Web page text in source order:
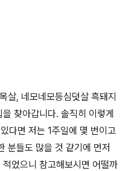
살, 네모네모등심덧살 흑돼지
찾아갑니다. 솔직히 이렇게
다면 저는 1주일에 몇 번이고
분들도 많을 것 같기에 먼저
었으니 참고해보시면 어떨까